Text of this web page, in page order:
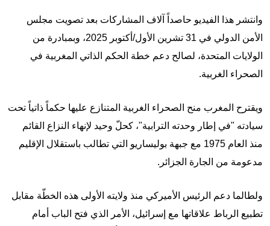
وانتشر هذا الفيديو حاصداً آلاف المشاركات بعد تصويت مجلس
الأمن الدولي في 31 تشرين الأول/أكتوبر 2025، وبمبادرة من
الولايات المتحدة، لصالح دعم خطة الحكم الذاتي المغربية في
الصحراء الغربية.
ويقترح المغرب منح الصحراء الغربية المتنازع عليها حكماً ذاتياً تحت
سيادته "في إطار وحدته الترابية"، كحلّ وحيد لإنهاء النزاع القائم
منذ العام 1975 مع جبهة بوليساريو التي تطالب باستقلال الإقليم
مدعومة من الجارة الجزائر.
ولطالما دعم الرئيس الأميركي منذ ولايته الأولى هذه الخطّة مقابل
تطبيع الرباط علاقاتها مع إسرائيل، الأمر الذي فتح الباب أمام